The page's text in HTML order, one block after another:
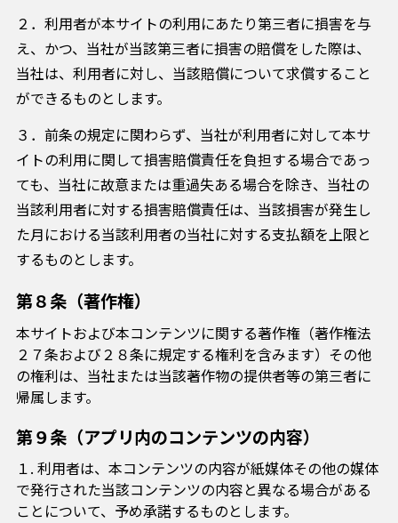
２．利用者が本サイトの利用にあたり第三者に損害を与
え、かつ、当社が当該第三者に損害の賠償をした際は、
当社は、利用者に対し、当該賠償について求償すること
ができるものとします。
３．前条の規定に関わらず、当社が利用者に対して本サ
イトの利用に関して損害賠償責任を負担する場合であっ
ても、当社に故意または重過失ある場合を除き、当社の
当該利用者に対する損害賠償責任は、当該損害が発生し
た月における当該利用者の当社に対する支払額を上限と
するものとします。
第８条（著作権）
本サイトおよび本コンテンツに関する著作権（著作権法
２７条および２８条に規定する権利を含みます）その他
の権利は、当社または当該著作物の提供者等の第三者に
帰属します。
第９条（アプリ内のコンテンツの内容）
１. 利用者は、本コンテンツの内容が紙媒体その他の媒体
で発行された当該コンテンツの内容と異なる場合がある
ことについて、予め承諾するものとします。